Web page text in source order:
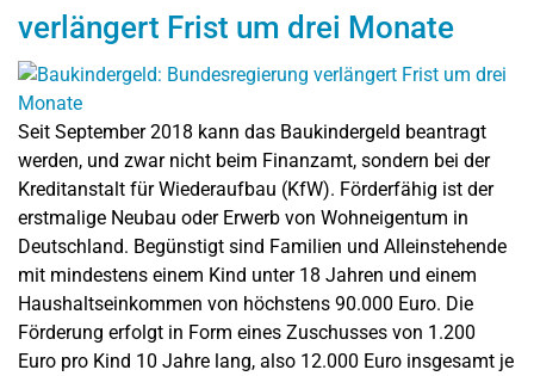
verlängert Frist um drei Monate
Seit September 2018 kann das Baukindergeld beantragt
werden, und zwar nicht beim Finanzamt, sondern bei der
Kreditanstalt für Wiederaufbau (KfW). Förderfähig ist der
erstmalige Neubau oder Erwerb von Wohneigentum in
Deutschland. Begünstigt sind Familien und Alleinstehende
mit mindestens einem Kind unter 18 Jahren und einem
Haushaltseinkommen von höchstens 90.000 Euro. Die
Förderung erfolgt in Form eines Zuschusses von 1.200
Euro pro Kind 10 Jahre lang, also 12.000 Euro insgesamt je